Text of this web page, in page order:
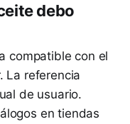
debo
compatible con el
La referencia
de usuario.
en tiendas